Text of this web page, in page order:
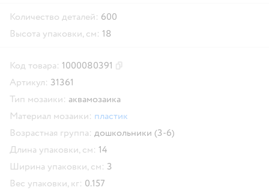
Количество деталей: 600
Высота упаковки, см: 18
Код товара: 1000080391
Артикул: 31361
Тип мозаики: аквамозаика
Материал мозаики: пластик
Возрастная группа: дошкольники (3-6)
Длина упаковки, см: 14
Ширина упаковки, см: 3
Вес упаковки, кг: 0.157